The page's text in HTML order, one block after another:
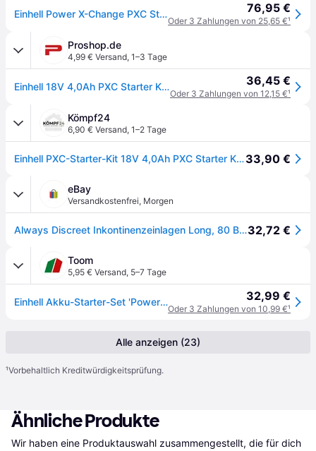
Einhell Power X-Change PXC Starter Kit Akku &amp; Ladegerät 18V 4.0Ah LED Display 76,95 €
Oder 3 Zahlungen von 25,65 €¹
Proshop.de
4,99 € Versand, 1–3 Tage
Einhell 18V 4,0Ah PXC Starter Kit A1 36,45 €
Oder 3 Zahlungen von 12,15 €¹
Kömpf24
6,90 € Versand, 1–2 Tage
Einhell PXC-Starter-Kit 18V 4,0Ah PXC Starter Kit 1 451204233,90 €
eBay
Versandkostenfrei, Morgen
Always Discreet Inkontinenzeinlagen Long, 80 Binden (4 X 20 Stück) Monatspaket32,72 €
Toom
5,95 € Versand, 5–7 Tage
Einhell Akku-Starter-Set 'Power X-Change' Ladegerät und Akku 18 V, 4,0 Ah 32,99 €
Oder 3 Zahlungen von 10,99 €¹
Alle anzeigen (23)
¹Vorbehaltlich Kreditwürdigkeitsprüfung.
Ähnliche Produkte
Wir haben eine Produktauswahl zusammengestellt, die für dich